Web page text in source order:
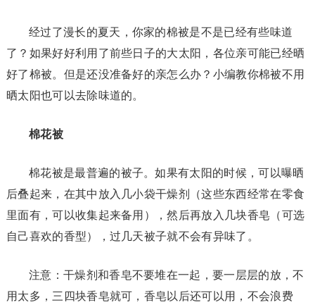
经过了漫长的夏天，你家的棉被是不是已经有些味道
了？如果好好利用了前些日子的大太阳，各位亲可能已经晒
好了棉被。但是还没准备好的亲怎么办？小编教你棉被不用
晒太阳也可以去除味道的。
棉花被
棉花被是最普遍的被子。如果有太阳的时候，可以曝晒
后叠起来，在其中放入几小袋干燥剂（这些东西经常在零食
里面有，可以收集起来备用），然后再放入几块香皂（可选
自己喜欢的香型），过几天被子就不会有异味了。
注意：干燥剂和香皂不要堆在一起，要一层层的放，不
用太多，三四块香皂就可，香皂以后还可以用，不会浪费